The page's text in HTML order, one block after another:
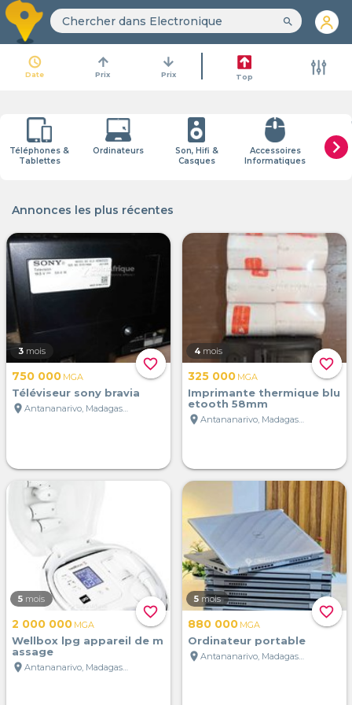
search
access_time
Date
arrow_upward
Prix
arrow_downward
Prix Top
chevron_right
Téléphones &
Tablettes
Ordinateurs
Son, Hifi &
Casques
Accessoires
Informatiques
Jeux
Annonces les plus récentes
favorite_border
3 mois
750 000 MGA
Téléviseur sony bravia
location_on
Antananarivo, Madagascar
favorite_border
4 mois
325 000 MGA
Imprimante thermique blu
etooth 58mm
location_on
Antananarivo, Madagascar
favorite_border
5 mois
2 000 000 MGA
Wellbox lpg appareil de m
assage
location_on
Antananarivo, Madagascar
favorite_border
5 mois
880 000 MGA
Ordinateur portable
location_on
Antananarivo, Madagascar